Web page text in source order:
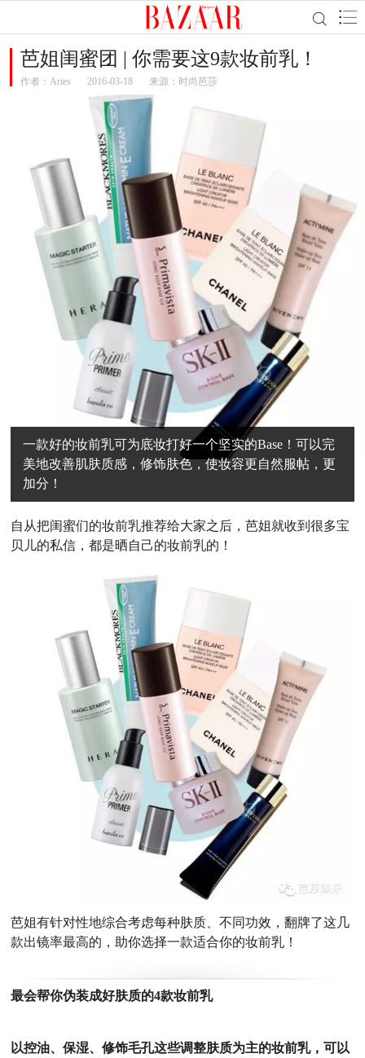
芭姐闺蜜团 | 你需要这9款妆前乳！
作者： Aries 2016-03-18 来源：时尚芭莎
一款好的妆前乳可为底妆打好一个坚实的Base！可以完
美地改善肌肤质感，修饰肤色，使妆容更自然服帖，更
加分！
自 从把闺蜜们的妆前乳推荐给大家之后，芭姐就收到很多宝
贝儿的私信，都是晒自己的妆前乳的！
芭姐有针对性地综合考虑每种肤质、不同功效，翻牌了这几
款出镜率最高的，助你选择一款适合你的妆前乳！
最会帮你伪装成好肤质的4款妆前乳
以控油、保湿、修饰毛孔这些调整肤质为主的妆前乳，可以